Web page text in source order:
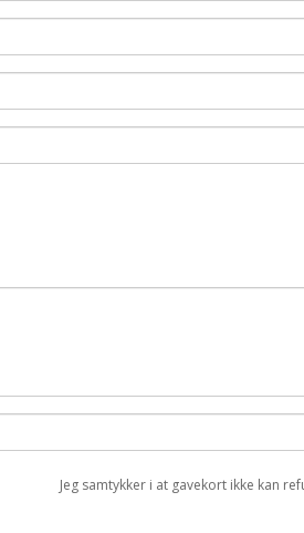
Jeg samtykker i at gavekort ikke kan